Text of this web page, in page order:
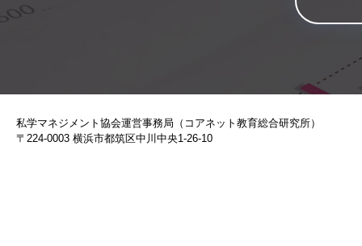
私学マネジメント協会運営事務局（コアネット教育総合研究所）
〒224-0003 横浜市都筑区中川中央1-26-10